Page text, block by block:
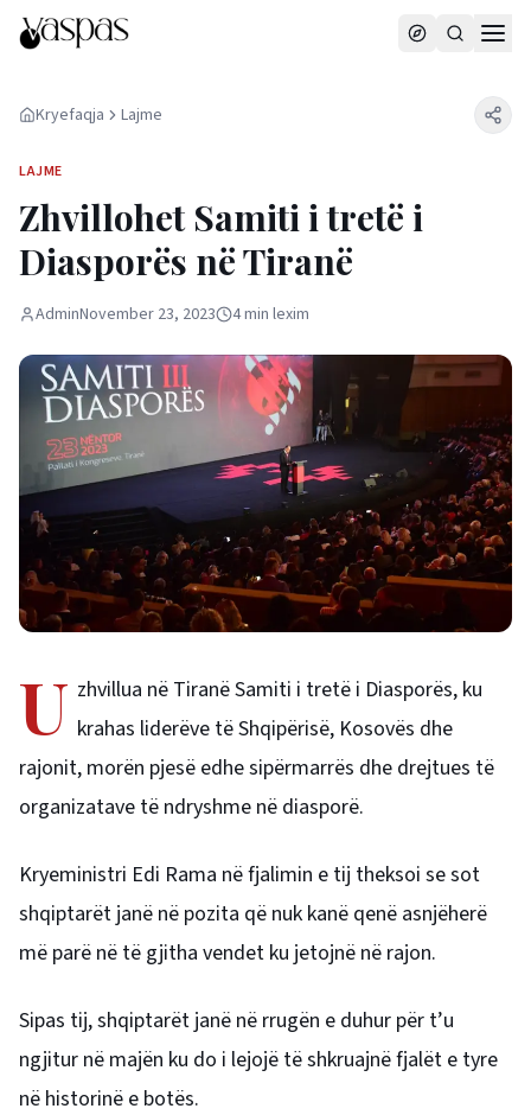
Kryefaqja Lajme
LAJME
Zhvillohet Samiti i tretë i
Diasporës në Tiranë
AdminNovember 23, 2023 4min lexim
U zhvillua në Tiranë Samiti i tretë i Diasporës, ku
krahas liderëve të Shqipërisë, Kosovës dhe
rajonit, morën pjesë edhe sipërmarrës dhe drejtues të
organizatave të ndryshme në diasporë.
Kryeministri Edi Rama në fjalimin e tij theksoi se sot
shqiptarët janë në pozita që nuk kanë qenë asnjëherë
më parë në të gjitha vendet ku jetojnë në rajon.
Sipas tij, shqiptarët janë në rrugën e duhur për t’u
ngjitur në majën ku do i lejojë të shkruajnë fjalët e tyre
në historinë e botës.